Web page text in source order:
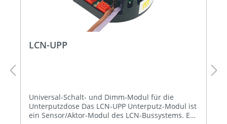
LCN-UPP
Universal-Schalt- und Dimm-Modul für die
Unterputzdose Das LCN-UPP Unterputz-Modul ist
ein Sensor/Aktor-Modul des LCN-Bussystems. Es